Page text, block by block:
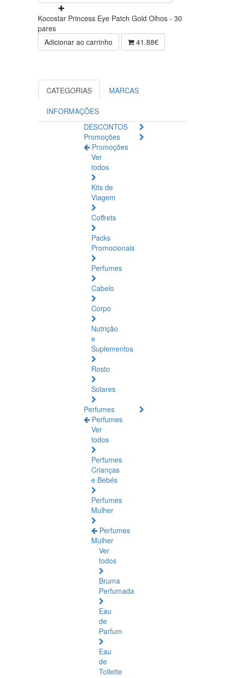
Kocostar Princess Eye Patch Gold Olhos - 30
pares
Adicionar ao carrinho
41.88€
CATEGORIAS MARCAS
INFORMAÇÕES
DESCONTOS
Promoções
Promoções
Ver
todos
Kits de
Viagem
Coffrets
Packs
Promocionais
Perfumes
Cabelo
Corpo
Nutrição
e
Suplementos
Rosto
Solares
Perfumes
Perfumes
Ver
todos
Perfumes
Crianças
e Bebés
Perfumes
Mulher
Perfumes
Mulher
Ver
todos
Bruma
Perfumada
Eau
de
Parfum
Eau
de
Toilette